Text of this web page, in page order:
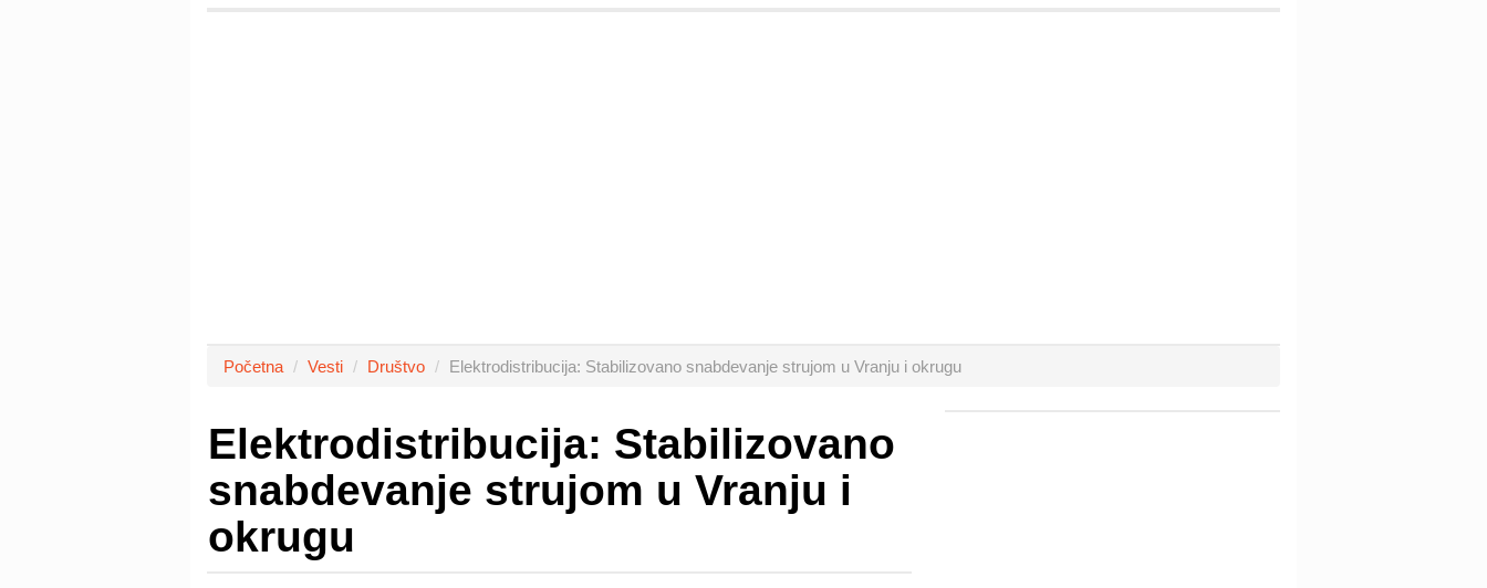
Početna Vesti Društvo Elektrodistribucija: Stabilizovano snabdevanje strujom u Vranju i okrugu
Elektrodistribucija: Stabilizovano
snabdevanje strujom u Vranju i
okrugu